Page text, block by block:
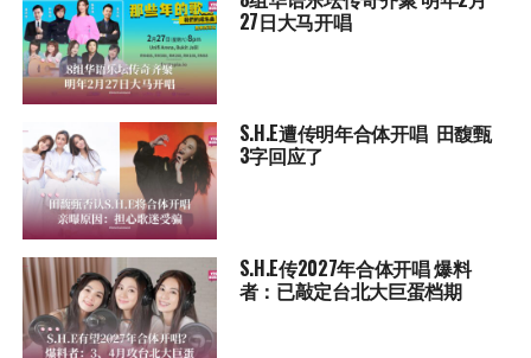
27日大马开唱
S.H.E遭传明年合体开唱 田馥甄
3字回应了
S.H.E传2027年合体开唱 爆料
者：已敲定台北大巨蛋档期